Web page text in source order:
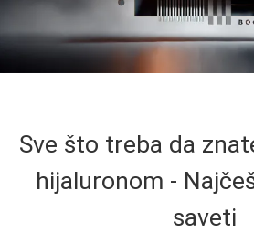
Sve što treba da
hijaluronom -
saveti